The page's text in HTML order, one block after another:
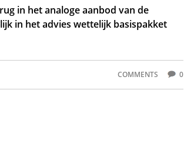
in het analoge aanbod van de
in het advies wettelijk basispakket
COMMENTS 0